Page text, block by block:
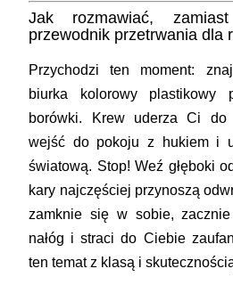
Jak rozmawiać,
przewodnik przetrwania dla
Przychodzi ten moment:
biurka kolorowy plastikowy
borówki. Krew uderza Ci do
wejść do pokoju z hukiem i
światową. Stop! Weź głęboki
kary najczęściej przynoszą
zamknie się w sobie,
nałóg i straci do Ciebie
ten temat z klasą i